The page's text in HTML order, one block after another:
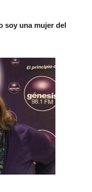
soy una mujer del